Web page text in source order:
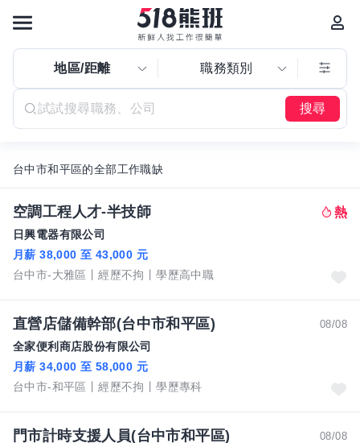
地區/距離 職務類別
搜尋
台中市和平區的全部工作職缺
空調工程人才-半技師
日興電器有限公司
月薪 38,000 至 43,000 元
台中市-大雅區
經歷不拘 學歷高中職
08/08
直營店儲備幹部(台中市和平區)
全家便利商店股份有限公司
月薪 34,000 至 58,000 元
台中市-和平區
經歷不拘 學歷專科
08/08
門市計時支援人員(台中市和平區)